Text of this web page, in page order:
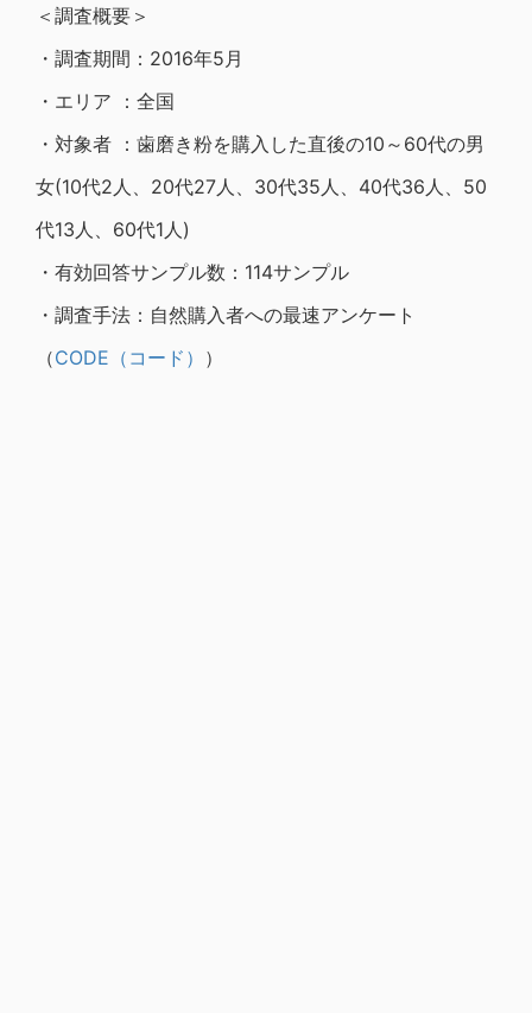
＜調査概要＞
・調査期間：2016年5月
・エリア ：全国
・対象者 ：歯磨き粉を購入した直後の10～60代の男
女(10代2人、20代27人、30代35人、40代36人、50
代13人、60代1人)
・有効回答サンプル数：114サンプル
・調査手法：自然購入者への最速アンケート
（CODE（コード） ）